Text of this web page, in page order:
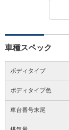
車種スペック
ボディタイプ
ボディタイプ色
車台番号末尾